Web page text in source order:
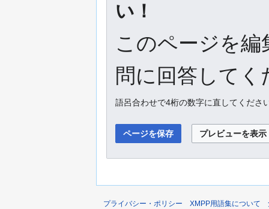
い！
このページを
問に回答してく
語呂合わせで4桁の数字に直してくださ
プライバシー・ポリシー XMPP用語集について